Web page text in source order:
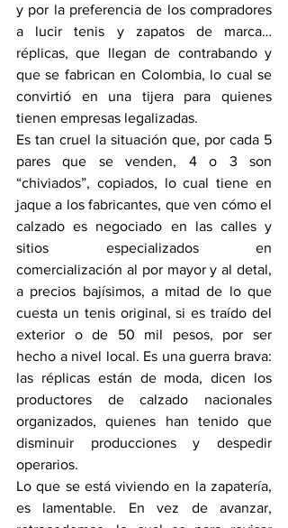
y por la preferencia de los compradores
a lucir tenis y zapatos de marca…
réplicas, que llegan de contrabando y
que se fabrican en Colombia, lo cual se
convirtió en una tijera para quienes
tienen empresas legalizadas.
Es tan cruel la situación que, por cada 5
pares que se venden, 4 o 3 son
“chiviados”, copiados, lo cual tiene en
jaque a los fabricantes, que ven cómo el
calzado es negociado en las calles y
sitios especializados en
comercialización al por mayor y al detal,
a precios bajísimos, a mitad de lo que
cuesta un tenis original, si es traído del
exterior o de 50 mil pesos, por ser
hecho a nivel local. Es una guerra brava:
las réplicas están de moda, dicen los
productores de calzado nacionales
organizados, quienes han tenido que
disminuir producciones y despedir
operarios.
Lo que se está viviendo en la zapatería,
es lamentable. En vez de avanzar,